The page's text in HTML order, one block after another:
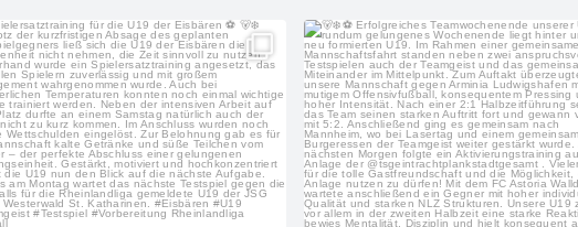
sf_eisbachtal_nachwuchs
Juli 27
sf_eisbachtal_nachwuchs
Juli 20